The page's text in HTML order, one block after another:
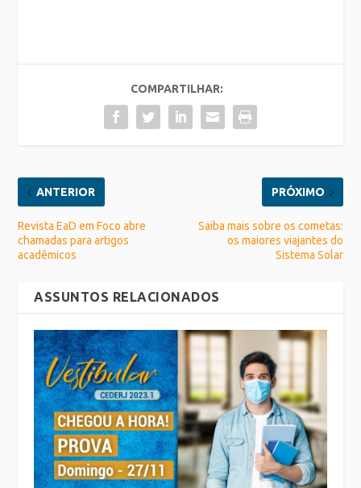
COMPARTILHAR:
ANTERIOR
Revista EaD em Foco abre
chamadas para artigos
acadêmicos
PRÓXIMO
Saiba mais sobre os cometas:
os maiores viajantes do
Sistema Solar
ASSUNTOS RELACIONADOS